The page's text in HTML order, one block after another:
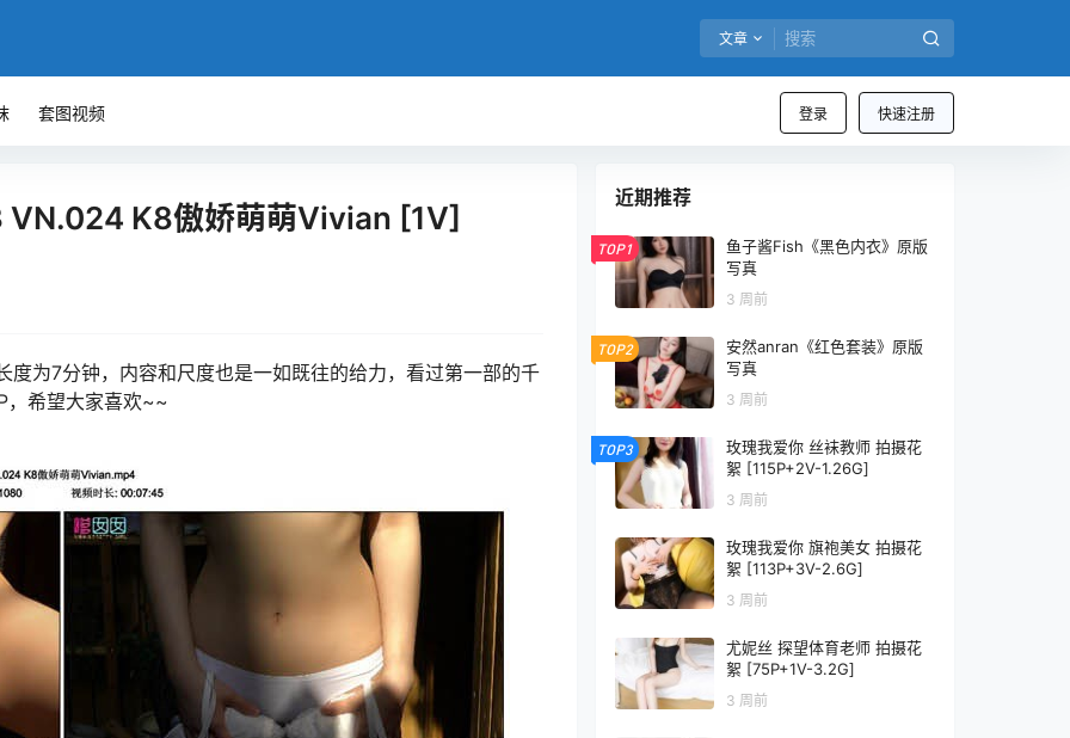
文章
登录 快速注册
套图视频
K8傲娇萌萌Vivian [1V]
为7分钟，内容和尺度也是一如既往的给力，看过第一部的千
，希望大家喜欢~~
近期推荐
TOP1
鱼子酱Fish《黑色内衣》原版
写真
3 周前
TOP2
安然anran《红色套装》原版
写真
3 周前
TOP3
玫瑰我爱你 丝袜教师 拍摄花
絮 [115P+2V-1.26G]
3 周前
玫瑰我爱你 旗袍美女 拍摄花
絮 [113P+3V-2.6G]
3 周前
尤妮丝 探望体育老师 拍摄花
絮 [75P+1V-3.2G]
3 周前